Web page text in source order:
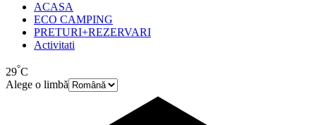
ACASA
ECO CAMPING
PRETURI+REZERVARI
Activitati
29°C
Alege o limbă